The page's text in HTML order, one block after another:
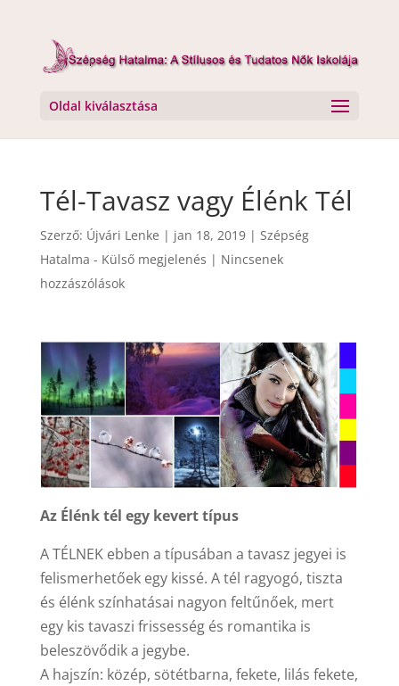
Oldal kiválasztása
Tél-Tavasz vagy Élénk Tél
Szerző: Újvári Lenke | jan 18, 2019| Szépség
Hatalma - Külső megjelenés | Nincsenek
hozzászólások
Az Élénk tél egy kevert típus
A TÉLNEK ebben a típusában a tavasz jegyei is
felismerhetőek egy kissé. A tél ragyogó, tiszta
és élénk színhatásai nagyon feltűnőek, mert
egy kis tavaszi frissesség és romantika is
beleszövődik a jegybe.
A hajszín: közép, sötétbarna, fekete, lilás fekete,